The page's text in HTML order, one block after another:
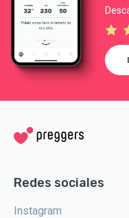
Redes sociales
Instagram